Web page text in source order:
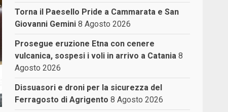
Torna il Paesello Pride a Cammarata e San
Giovanni Gemini 8 Agosto 2026
Prosegue eruzione Etna con cenere
vulcanica, sospesi i voli in arrivo a Catania 8
Agosto 2026
Dissuasori e droni per la sicurezza del
Ferragosto di Agrigento 8 Agosto 2026